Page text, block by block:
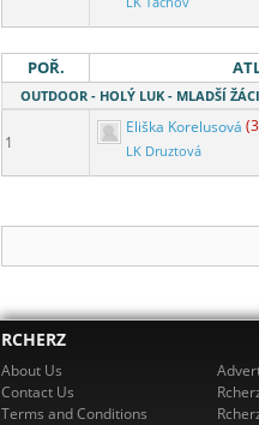
POŘ.
OUTDOOR - HOLÝ LUK - MLADŠÍ
1
Eliška Korelusová
LK Druztová
RCHERZ
About Us
Contact Us
Terms and Conditions